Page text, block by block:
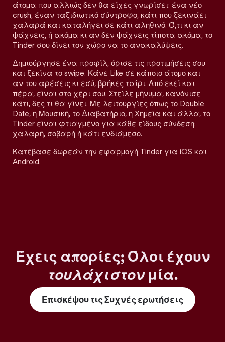
άτομα που αλλιώς δεν θα είχες γνωρίσει: ένα νέο
crush, έναν ταξιδιωτικό σύντροφο, κάτι που ξεκινάει
χαλαρά και καταλήγει σε κάτι αληθινό. Ό,τι κι αν
ψάχνεις, ή ακόμα κι αν δεν ψάχνεις τίποτα ακόμα, το
Tinder σου δίνει τον χώρο να το ανακαλύψεις.
Δημιούργησε ένα προφίλ, όρισε τις προτιμήσεις σου
και ξεκίνα το swipe. Κάνε Like σε κάποιο άτομο και
αν του αρέσεις κι εσύ, βρήκες ταίρι. Από εκεί και
πέρα, είναι στο χέρι σου. Στείλε μήνυμα, κανόνισε
κάτι, δες τι θα γίνει. Με λειτουργίες όπως το Double
Date, η Μουσική, το Διαβατήριο, η Χημεία και άλλα, το
Tinder είναι φτιαγμένο για κάθε είδους σύνδεση:
χαλαρή, σοβαρή ή κάτι ενδιάμεσο.
Κατέβασε δωρεάν την εφαρμογή Tinder για iOS και
Android.
Έχεις απορίες; Όλοι έχουν
τουλάχιστονμία.
Επισκέψου τις Συχνές ερωτήσεις